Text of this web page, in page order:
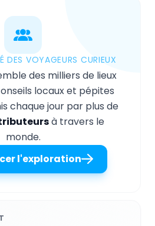
DES VOYAGEURS CURIEUX
des milliers de lieux
locaux et pépites
chaque jour par plus de
à travers le
monde.
l'exploration